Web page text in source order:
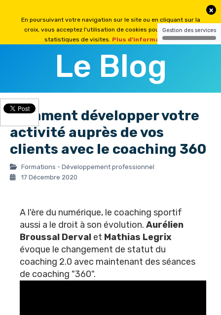
Le Blog
Comment développer votre
activité auprès de vos
clients avec le coaching 360
Formations - Développement professionnel
17 Décembre 2020
A l'ère du numérique, le coaching sportif
aussi a le droit à son évolution. Aurélien
Broussal Derval et Mathias Legrix
évoque le changement de statut du
coaching 2.0 avec maintenant des séances
de coaching "360".